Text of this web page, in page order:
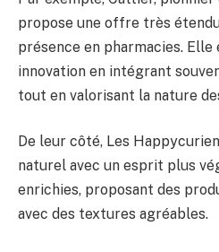
propose une offre très
présence en pharmacies.
innovation en intégrant
tout en valorisant la nature
De leur côté, Les
naturel avec un esprit plus
enrichies, proposant des
avec des textures agréables.